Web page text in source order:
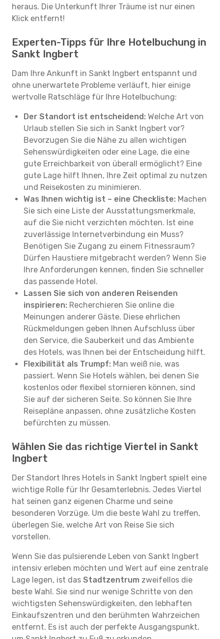
heraus. Die Unterkunft Ihrer Träume ist nur einen
Klick entfernt!
Experten-Tipps für Ihre Hotelbuchung in
Sankt Ingbert
Dam Ihre Ankunft in Sankt Ingbert entspannt und
ohne unerwartete Probleme verläuft, hier einige
wertvolle Ratschläge für Ihre Hotelbuchung:
Der Standort ist entscheidend: Welche Art von
Urlaub stellen Sie sich in Sankt Ingbert vor?
Bevorzugen Sie die Nähe zu allen wichtigen
Sehenswürdigkeiten oder eine Lage, die eine
gute Erreichbarkeit von überall ermöglicht? Eine
gute Lage hilft Ihnen, Ihre Zeit optimal zu nutzen
und Reisekosten zu minimieren.
Was Ihnen wichtig ist – eine Checkliste: Machen
Sie sich eine Liste der Ausstattungsmerkmale,
auf die Sie nicht verzichten möchten. Ist eine
zuverlässige Internetverbindung ein Muss?
Benötigen Sie Zugang zu einem Fitnessraum?
Dürfen Haustiere mitgebracht werden? Wenn Sie
Ihre Anforderungen kennen, finden Sie schneller
das passende Hotel.
Lassen Sie sich von anderen Reisenden
inspirieren: Recherchieren Sie online die
Meinungen anderer Gäste. Diese ehrlichen
Rückmeldungen geben Ihnen Aufschluss über
den Service, die Sauberkeit und das Ambiente
des Hotels, was Ihnen bei der Entscheidung hilft.
Flexibilität als Trumpf: Man weiß nie, was
passiert. Wenn Sie Hotels wählen, bei denen Sie
kostenlos oder flexibel stornieren können, sind
Sie auf der sicheren Seite. So können Sie Ihre
Reisepläne anpassen, ohne zusätzliche Kosten
befürchten zu müssen.
Wählen Sie das richtige Viertel in Sankt
Ingbert
Der Standort Ihres Hotels in Sankt Ingbert spielt eine
wichtige Rolle für Ihr Gesamterlebnis. Jedes Viertel
hat seinen ganz eigenen Charme und seine
besonderen Vorzüge. Um die beste Wahl zu treffen,
überlegen Sie, welche Art von Reise Sie sich
vorstellen.
Wenn Sie das pulsierende Leben von Sankt Ingbert
intensiv erleben möchten und Wert auf eine zentrale
Lage legen, ist das Stadtzentrum zweifellos die
beste Wahl. Sie sind nur wenige Schritte von den
wichtigsten Sehenswürdigkeiten, den lebhaften
Einkaufszentren und den berühmten Wahrzeichen
entfernt. Es ist auch der perfekte Ausgangspunkt,